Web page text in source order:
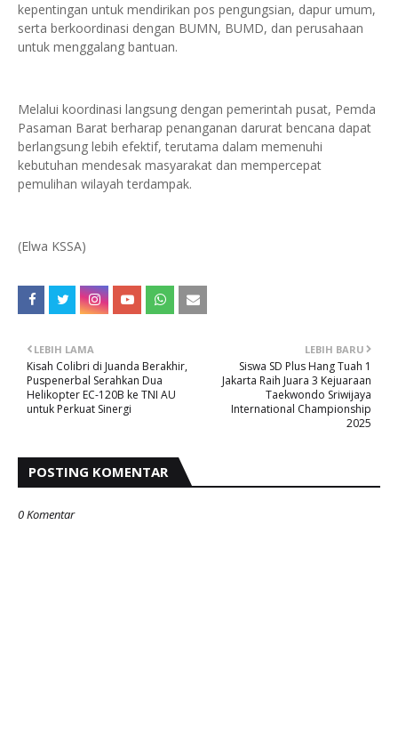
kepentingan untuk mendirikan pos pengungsian, dapur umum,
serta berkoordinasi dengan BUMN, BUMD, dan perusahaan
untuk menggalang bantuan.
Melalui koordinasi langsung dengan pemerintah pusat, Pemda
Pasaman Barat berharap penanganan darurat bencana dapat
berlangsung lebih efektif, terutama dalam memenuhi
kebutuhan mendesak masyarakat dan mempercepat
pemulihan wilayah terdampak.
(Elwa KSSA)
LEBIH BARU
Siswa SD Plus Hang Tuah 1
Jakarta Raih Juara 3 Kejuaraan
Taekwondo Sriwijaya
International Championship
2025
LEBIH LAMA
Kisah Colibri di Juanda Berakhir,
Puspenerbal Serahkan Dua
Helikopter EC-120B ke TNI AU
untuk Perkuat Sinergi
POSTING KOMENTAR
0 Komentar